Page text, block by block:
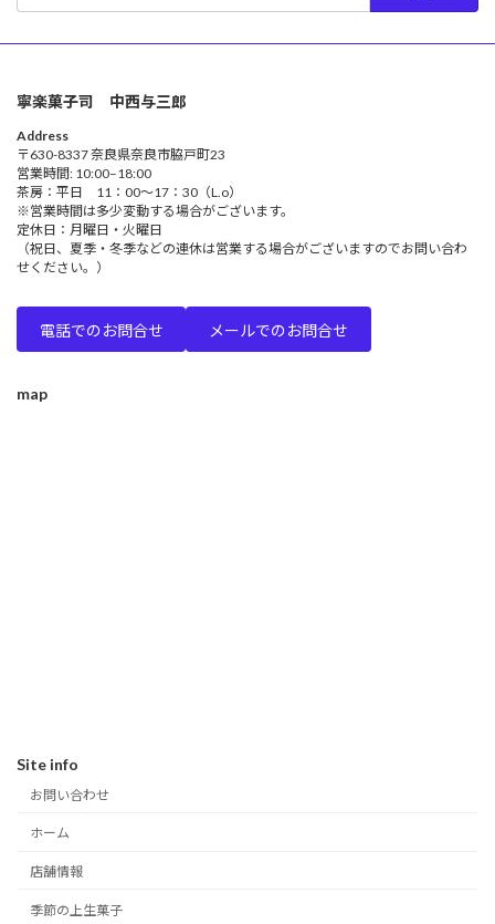
寧楽菓子司 中西与三郎
Address
〒630-8337 奈良県奈良市脇戸町23
営業時間: 10:00–18:00
茶房：平日 11：00～17：30（L.o）
※営業時間は多少変動する場合がございます。
定休日：月曜日・火曜日
（祝日、夏季・冬季などの連休は営業する場合がございますのでお問い合わ
せください。）
電話でのお問合せ メールでのお問合せ
map
Site info
お問い合わせ
ホーム
店舗情報
季節の上生菓子